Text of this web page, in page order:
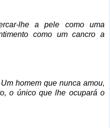
lhe a pele como uma
como um cancro a
homem que nunca amou,
o único que lhe ocupará o